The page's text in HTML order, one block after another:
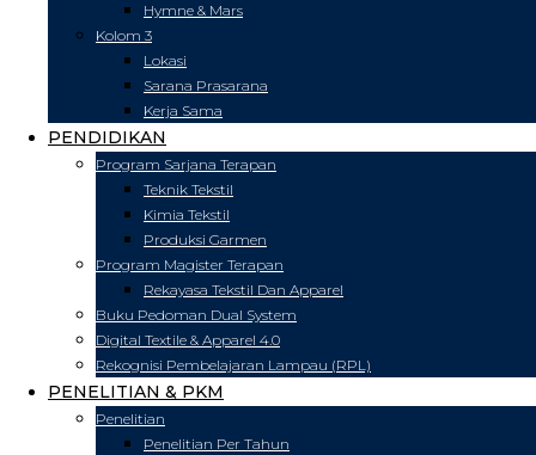
Hymne & Mars
Kolom 3
Lokasi
Sarana Prasarana
Kerja Sama
PENDIDIKAN
Program Sarjana Terapan
Teknik Tekstil
Kimia Tekstil
Produksi Garmen
Program Magister Terapan
Rekayasa Tekstil Dan Apparel
Buku Pedoman Dual System
Digital Textile & Apparel 4.0
Rekognisi Pembelajaran Lampau (RPL)
PENELITIAN & PKM
Penelitian
Penelitian Per Tahun